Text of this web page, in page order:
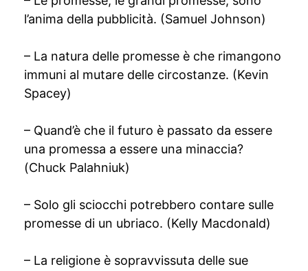
l’anima della pubblicità. (Samuel Johnson)
– La natura delle promesse è che rimangono
immuni al mutare delle circostanze. (Kevin
Spacey)
– Quand’è che il futuro è passato da essere
una promessa a essere una minaccia?
(Chuck Palahniuk)
– Solo gli sciocchi potrebbero contare sulle
promesse di un ubriaco. (Kelly Macdonald)
– La religione è sopravvissuta delle sue